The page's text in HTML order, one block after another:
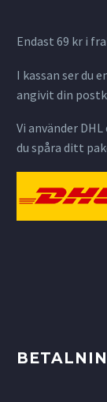
Endast 69 kr i
I kassan ser du
angivit din
Vi använder
du spåra ditt